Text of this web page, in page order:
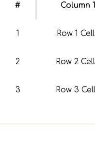
# Column 1
1 Row 1 Cell
2 Row 2 Cell
3 Row 3 Cell